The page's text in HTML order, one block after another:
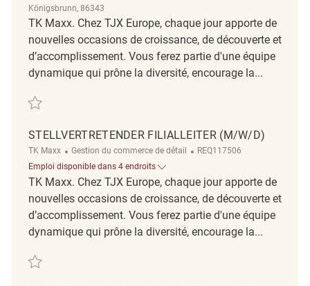
Königsbrunn, 86343
TK Maxx. Chez TJX Europe, chaque jour apporte de
nouvelles occasions de croissance, de découverte et
d’accomplissement. Vous ferez partie d'une équipe
dynamique qui prône la diversité, encourage la...
Sauvegarder Stellvertretender Filialleiter (m/w/d) REQ129431
STELLVERTRETENDER FILIALLEITER (M/W/D)
TK Maxx Catégorie
Gestion du commerce de détail ReqId
REQ117506
Emploi disponible dans 4 endroits
TK Maxx. Chez TJX Europe, chaque jour apporte de
nouvelles occasions de croissance, de découverte et
d’accomplissement. Vous ferez partie d'une équipe
dynamique qui prône la diversité, encourage la...
Sauvegarder Stellvertretender Filialleiter (m/w/d) REQ117506